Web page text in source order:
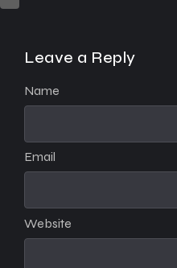
Leave a Reply
Name
Email
Website